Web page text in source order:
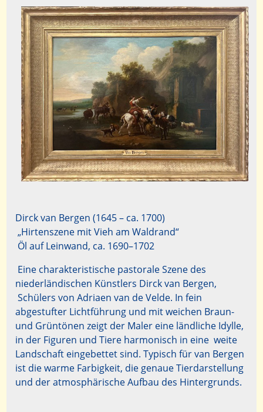
Dirck van Bergen (1645 – ca. 1700)
„Hirtenszene mit Vieh am Waldrand“
Öl auf Leinwand, ca. 1690–1702
Eine charakteristische pastorale Szene des
niederländischen Künstlers Dirck van Bergen,
Schülers von Adriaen van de Velde. In fein
abgestufter Lichtführung und mit weichen Braun-
und Grüntönen zeigt der Maler eine ländliche Idylle,
in der Figuren und Tiere harmonisch in eine weite
Landschaft eingebettet sind. Typisch für van Bergen
ist die warme Farbigkeit, die genaue Tierdarstellung
und der atmosphärische Aufbau des Hintergrunds.